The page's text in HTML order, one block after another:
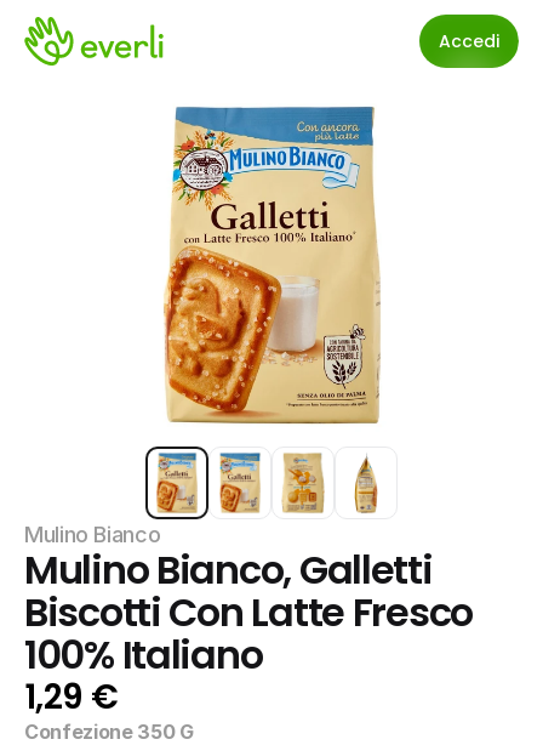
Accedi
Mulino Bianco
Mulino Bianco, Galletti
Biscotti Con Latte Fresco
100% Italiano
1,29 €
Confezione 350 G